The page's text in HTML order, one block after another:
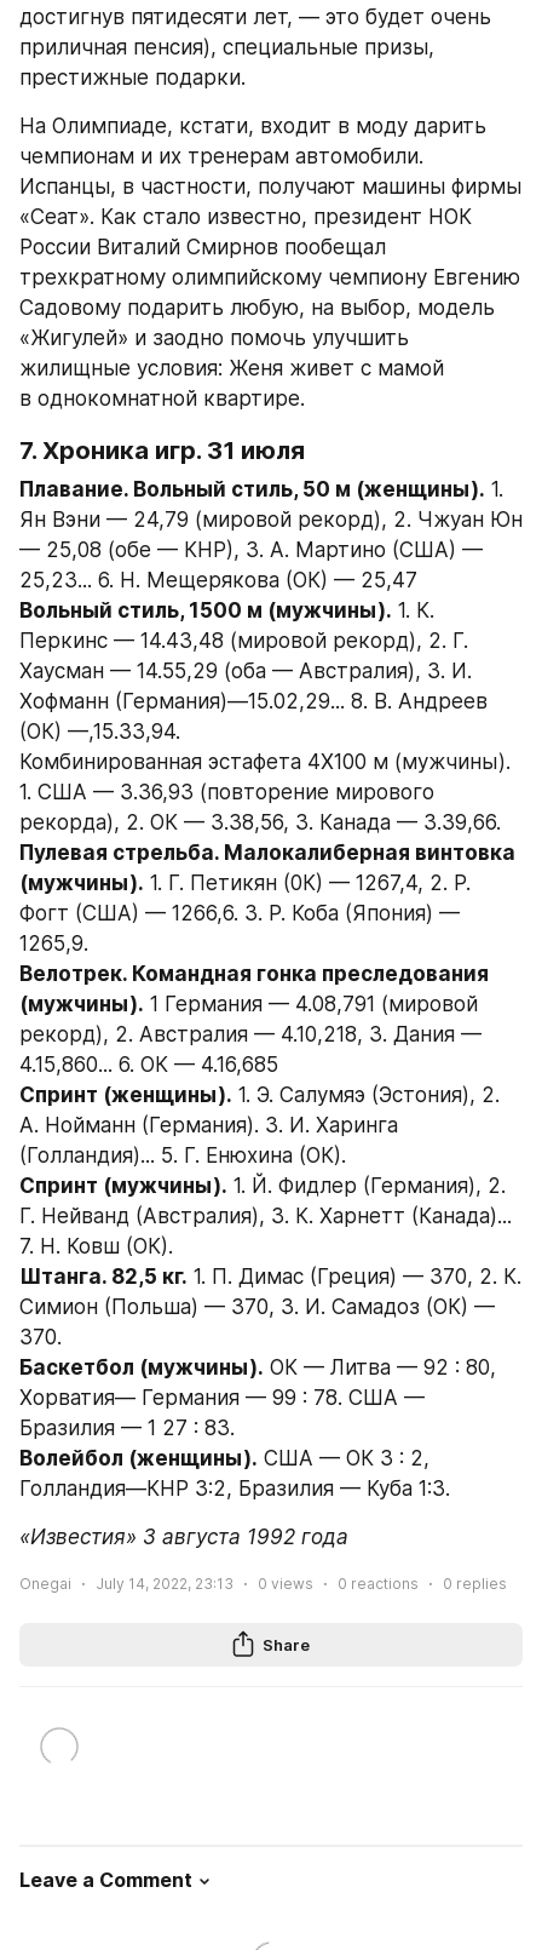
достигнув пятидесяти лет, — это будет очень
приличная пенсия), специальные призы,
престижные подарки.
На Олимпиаде, кстати, входит в моду дарить
чемпионам и их тренерам автомобили.
Испанцы, в частности, получают машины фирмы
«Сеат». Как стало известно, президент НОК
России Виталий Смирнов пообещал
трехкратному олимпийскому чемпиону Евгению
Садовому подарить любую, на выбор, модель
«Жигулей» и заодно помочь улучшить
жилищные условия: Женя живет с мамой
в однокомнатной квартире.
7. Хроника игр. 31 июля
Плавание. Вольный стиль, 50 м (женщины). 1.
Ян Вэни — 24,79 (мировой рекорд), 2. Чжуан Юн
— 25,08 (обе — КНР), 3. А. Мартино (США) —
25,23... 6. Н. Мещерякова (ОК) — 25,47
Вольный стиль, 1500 м (мужчины). 1. К.
Перкинс — 14.43,48 (мировой рекорд), 2. Г.
Хаусман — 14.55,29 (оба — Австралия), 3. И.
Хофманн (Германия)—15.02,29... 8. В. Андреев
(ОК) —,15.33,94.
Комбинированная эстафета 4X100 м (мужчины).
1. США — 3.36,93 (повторение мирового
рекорда), 2. ОК — 3.38,56, 3. Канада — 3.39,66.
Пулевая стрельба. Малокалиберная винтовка
(мужчины). 1. Г. Петикян (0К) — 1267,4, 2. Р.
Фогт (США) — 1266,6. 3. Р. Коба (Япония) —
1265,9.
Велотрек. Командная гонка преследования
(мужчины). 1 Германия — 4.08,791 (мировой
рекорд), 2. Австралия — 4.10,218, 3. Дания —
4.15,860... 6. ОК — 4.16,685
Спринт (женщины). 1. Э. Салумяэ (Эстония), 2.
А. Нойманн (Германия). 3. И. Харинга
(Голландия)... 5. Г. Енюхина (ОК).
Спринт (мужчины). 1. Й. Фидлер (Германия), 2.
Г. Нейванд (Австралия), 3. К. Харнетт (Канада)...
7. Н. Ковш (ОК).
Штанга. 82,5 кг. 1. П. Димас (Греция) — 370, 2. К.
Симион (Польша) — 370, 3. И. Самадоз (ОК) —
370.
Баскетбол (мужчины). ОК — Литва — 92 : 80,
Хорватия— Германия — 99 : 78. США —
Бразилия — 1 27 : 83.
Волейбол (женщины). США — ОК 3 : 2,
Голландия—КНР 3:2, Бразилия — Куба 1:3.
«Известия» 3 августа 1992 года
Onegai July 14, 2022, 23:13 0 views 0 reactions 0 replies
Share
Leave a Comment